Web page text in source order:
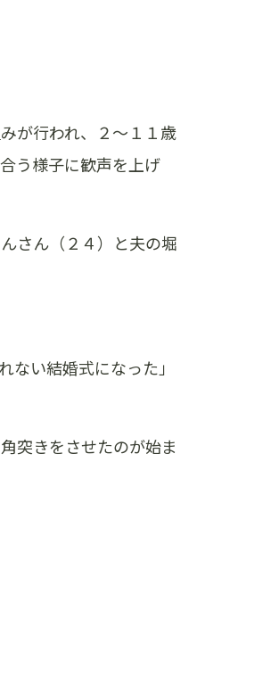
が行われ、２～１１歳
う様子に歓声を上げ
さん（２４）と夫の堀
い結婚式になった」
突きをさせたのが始ま